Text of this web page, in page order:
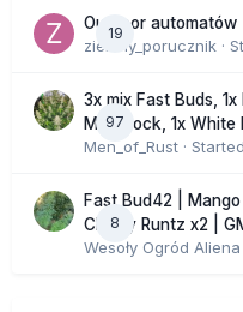
19
Outdoor automatów
zielony_porucznik ·
97
3x mix Fast Buds,
Moonrock, 1x White
Men_of_Rust · Started
8
Fast Bud42 |
Cherry Runtz x2 |
Wesoły Ogród Aliena